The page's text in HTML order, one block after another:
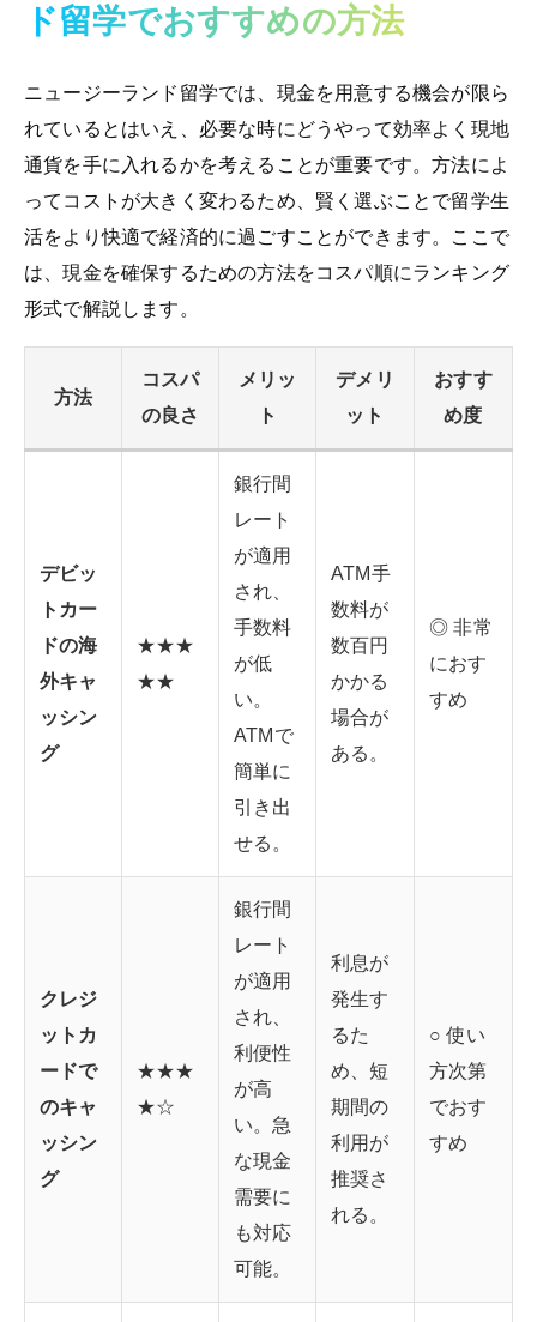
ド留学でおすすめの方法
ニュージーランド留学では、現金を用意する機会が限ら
れているとはいえ、必要な時にどうやって効率よく現地
通貨を手に入れるかを考えることが重要です。方法によ
ってコストが大きく変わるため、賢く選ぶことで留学生
活をより快適で経済的に過ごすことができます。ここで
は、現金を確保するための方法をコスパ順にランキング
形式で解説します。
方法
コスパ
の良さ
メリッ
ト
デメリ
ット
おすす
め度
デビッ
トカー
ドの海
外キャ
ッシン
グ
★★★
★★
銀行間
レート
が適用
され、
手数料
が低
い。
ATMで
簡単に
引き出
せる。
ATM手
数料が
数百円
かかる
場合が
ある。
◎ 非常
におす
すめ
クレジ
ットカ
ードで
のキャ
ッシン
グ
★★★
★☆
銀行間
レート
が適用
され、
利便性
が高
い。急
な現金
需要に
も対応
可能。
利息が
発生す
るた
め、短
期間の
利用が
推奨さ
れる。
○ 使い
方次第
でおす
すめ